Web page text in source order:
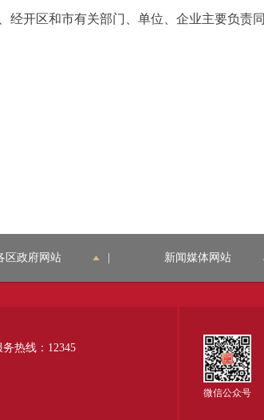
开区和市有关部门、单位、企业主要负责同
区政府网站 新闻媒体网站
热线：12345
微信公众号